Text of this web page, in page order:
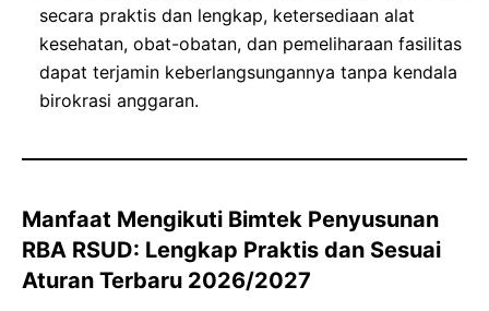
secara praktis dan lengkap, ketersediaan alat
kesehatan, obat-obatan, dan pemeliharaan fasilitas
dapat terjamin keberlangsungannya tanpa kendala
birokrasi anggaran.
Manfaat Mengikuti Bimtek Penyusunan
RBA RSUD: Lengkap Praktis dan Sesuai
Aturan Terbaru 2026/2027